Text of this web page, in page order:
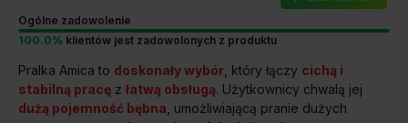
odzyskają świeżość w ciągu zaledwie 15 minut.
Program zapewnia oszczędność czasu i energii.
Krótki i skuteczny program do prania codziennego.
Program Ulubiony
Ogólne zadowolenie
100.0% klientów jest zadowolonych z produktu
Pralka Amica to doskonały wybór , który łączy cichą i
stabilną pracę z łatwą obsługą. Użytkownicy chwalą jej
dużą pojemność bębna , umożliwiającą pranie dużych